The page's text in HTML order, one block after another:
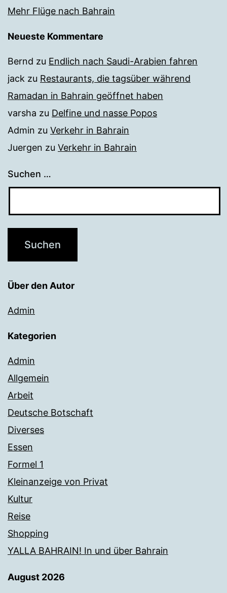
Mehr Flüge nach Bahrain
Neueste Kommentare
Bernd zu Endlich nach Saudi-Arabien fahren
jack zu Restaurants, die tagsüber während
Ramadan in Bahrain geöffnet haben
varsha zu Delfine und nasse Popos
Admin zu Verkehr in Bahrain
Juergen zu Verkehr in Bahrain
Suchen …
Über den Autor
Admin
Kategorien
Admin
Allgemein
Arbeit
Deutsche Botschaft
Diverses
Essen
Formel 1
Kleinanzeige von Privat
Kultur
Reise
Shopping
YALLA BAHRAIN! In und über Bahrain
August 2026